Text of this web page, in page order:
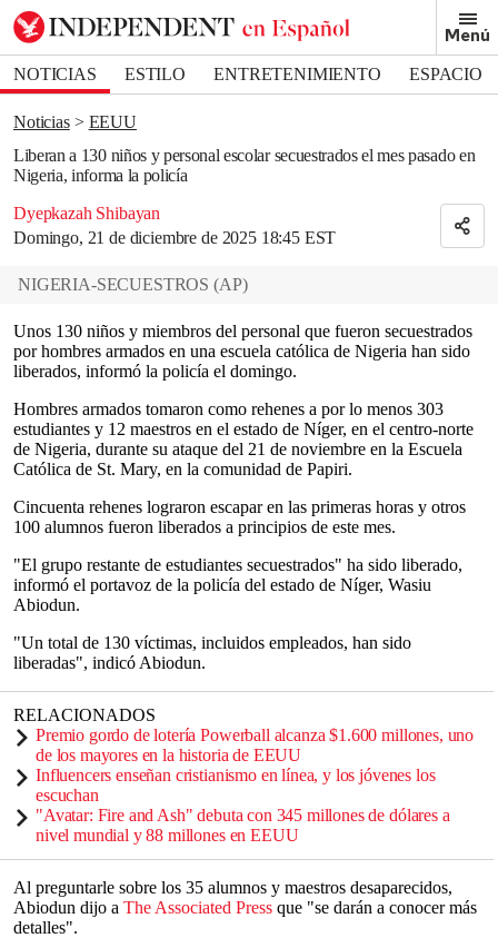
Menú
NOTICIAS ESTILO ENTRETENIMIENTO
ESPACIO
DEPORTES
Noticias
EEUU
Liberan a 130 niños y personal escolar secuestrados el mes pasado en
Nigeria, informa la policía
Dyepkazah Shibayan
Domingo, 21 de diciembre de 2025 18:45 EST
Bookmark popover
Removed from bookmarks
Close popover
NIGERIA-SECUESTROS (AP)
Unos 130 niños y miembros del personal que fueron secuestrados
por hombres armados en una escuela católica de Nigeria han sido
liberados, informó la policía el domingo.
Hombres armados tomaron como rehenes a por lo menos 303
estudiantes y 12 maestros en el estado de Níger, en el centro-norte
de Nigeria, durante su ataque del 21 de noviembre en la Escuela
Católica de St. Mary, en la comunidad de Papiri.
Cincuenta rehenes lograron escapar en las primeras horas y otros
100 alumnos fueron liberados a principios de este mes.
"El grupo restante de estudiantes secuestrados" ha sido liberado,
informó el portavoz de la policía del estado de Níger, Wasiu
Abiodun.
"Un total de 130 víctimas, incluidos empleados, han sido
liberadas", indicó Abiodun.
RELACIONADOS
Premio gordo de lotería Powerball alcanza $1.600 millones, uno
de los mayores en la historia de EEUU
Influencers enseñan cristianismo en línea, y los jóvenes los
escuchan
"Avatar: Fire and Ash" debuta con 345 millones de dólares a
nivel mundial y 88 millones en EEUU
Al preguntarle sobre los 35 alumnos y maestros desaparecidos,
Abiodun dijo a The Associated Press que "se darán a conocer más
detalles".